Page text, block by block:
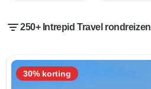
250+ Intrepid Travel rondreizen
30% korting